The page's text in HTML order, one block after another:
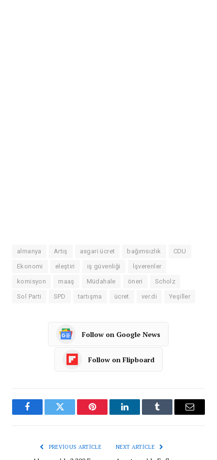
almanya Artış asgari ücret bağımsızlık CDU
Ekonomi eleştiri iş güvenliği İşverenler
komisyon maaş Müdahale öneri Scholz
Sol Parti SPD tartışma ücret ver.di Yeşiller
Follow on Google News
Follow on Flipboard
FacebookTwitter Pinterest LinkedInTumblr Email
PREVIOUS ARTICLE NEXT ARTICLE